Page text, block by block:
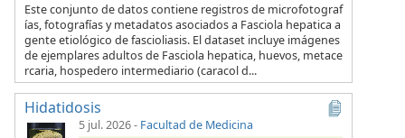
Este conjunto de datos contiene registros de microfotograf
ías, fotografías y metadatos asociados a Fasciola hepatica a
gente etiológico de fascioliasis. El dataset incluye imágenes
de ejemplares adultos de Fasciola hepatica, huevos, metace
rcaria, hospedero intermediario (caracol d...
Hidatidosis
5 jul. 2026- Facultad de Medicina